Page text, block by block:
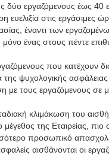
δύο εργαζόμενους έως 40
ευελιξία στις εργάσιμες
έναντι των
ένας στους πέντε
που κατέχουν
της ψυχολογικής ασφάλειας
με τους εργαζόμενους σε
κλιμάκωση του
της Εταιρείας, πιο
προσωπικό
αισθάνονται οι